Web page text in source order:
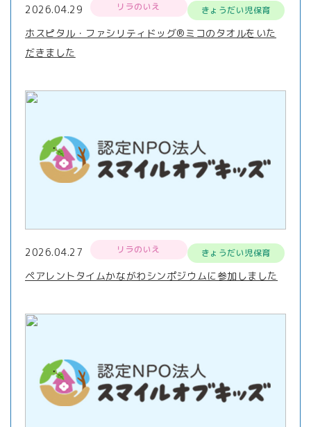
2026.04.29 リラのいえ きょうだい児保育
ホスピタル・ファシリティドッグ®ミコのタオルをいた
だきました
2026.04.27 リラのいえ きょうだい児保育
ペアレントタイムかながわシンポジウムに参加しました